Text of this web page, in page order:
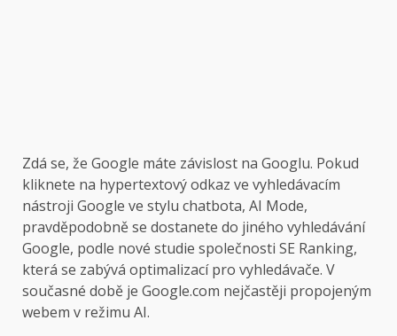
Zdá se, že Google máte závislost na Googlu. Pokud
kliknete na hypertextový odkaz ve vyhledávacím
nástroji Google ve stylu chatbota, AI Mode,
pravděpodobně se dostanete do jiného vyhledávání
Google, podle nové studie společnosti SE Ranking,
která se zabývá optimalizací pro vyhledávače. V
současné době je Google.com nejčastěji propojeným
webem v režimu AI.